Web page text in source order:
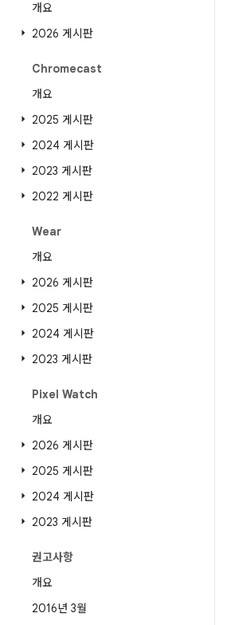
개요
2026 게시판
Chromecast
개요
2025 게시판
2024 게시판
2023 게시판
2022 게시판
Wear
개요
2026 게시판
2025 게시판
2024 게시판
2023 게시판
Pixel Watch
개요
2026 게시판
2025 게시판
2024 게시판
2023 게시판
권고사항
개요
2016년 3월